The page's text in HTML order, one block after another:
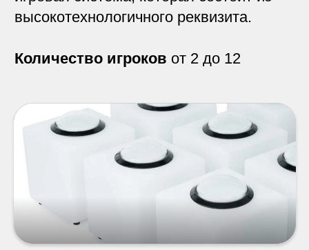
Мобильная фотостудия, целый сервис,
состоящий из комплекса новейшего
Количество игроковот 2 до 4